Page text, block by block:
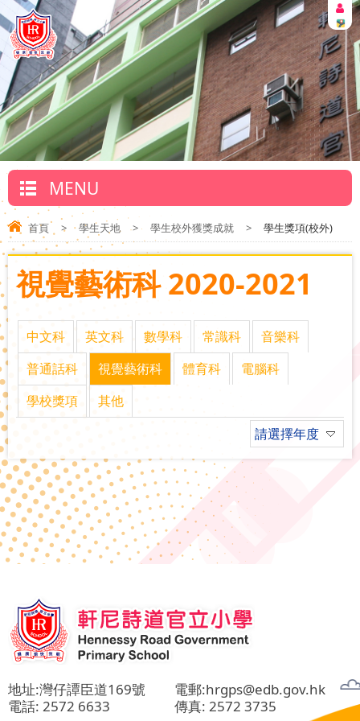
MENU
首頁 > 學生天地 > 學生校外獲獎成就 > 學生獎項(校外)
視覺藝術科 2020-2021
中文科 英文科 數學科 常識科
音樂科
普通話科
視覺藝術科 體育科
電腦科
學校獎項
其他
請選擇年度
地址:灣仔譚臣道169號 電郵:hrgps@edb.gov.hk
電話: 2572 6633 傳真: 2572 3735